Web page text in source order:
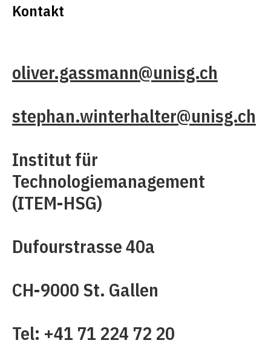
Kontakt
oliver.gassmann@unisg.ch
stephan.winterhalter@unisg.ch
Institut für
Technologiemanagement
(ITEM-HSG)
Dufourstrasse 40a
CH-9000 St. Gallen
Tel: +41 71 224 72 20